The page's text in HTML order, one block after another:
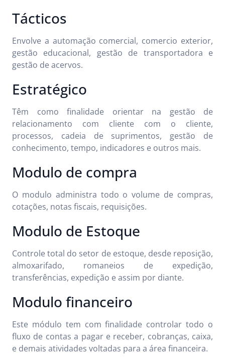
Tácticos
Envolve a automação comercial, comercio exterior,
gestão educacional, gestão de transportadora e
gestão de acervos.
Estratégico
Têm como finalidade orientar na gestão de
relacionamento com cliente com o cliente,
processos, cadeia de suprimentos, gestão de
conhecimento, tempo, indicadores e outros mais.
Modulo de compra
O modulo administra todo o volume de compras,
cotações, notas fiscais, requisições.
Modulo de Estoque
Controle total do setor de estoque, desde reposição,
almoxarifado, romaneios de expedição,
transferências, expedição e assim por diante.
Modulo financeiro
Este módulo tem com finalidade controlar todo o
fluxo de contas a pagar e receber, cobranças, caixa,
e demais atividades voltadas para a área financeira.